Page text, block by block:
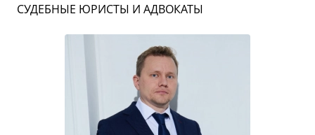
СУДЕБНЫЕ ЮРИСТЫ И АДВОКАТЫ